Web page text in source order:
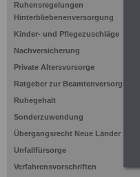
Ruhensregelungen
Hinterbliebenenversorgung
Kinder- und Pflegezuschläge
Nachversicherung
Private Altersvorsorge
Ratgeber zur Beamtenversorgung
Ruhegehalt
Sonderzuwendung
Übergangsrecht Neue Länder
Unfallfürsorge
Verfahrensvorschriften